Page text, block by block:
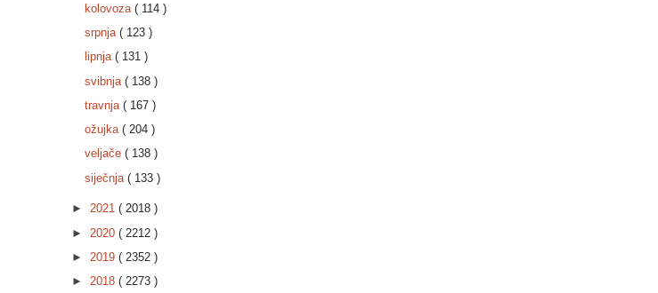
kolovoza ( 114 )
srpnja ( 123 )
lipnja ( 131 )
svibnja ( 138 )
travnja ( 167 )
ožujka ( 204 )
veljače ( 138 )
siječnja ( 133 )
► 2021 ( 2018 )
► 2020 ( 2212 )
► 2019 ( 2352 )
► 2018 ( 2273 )